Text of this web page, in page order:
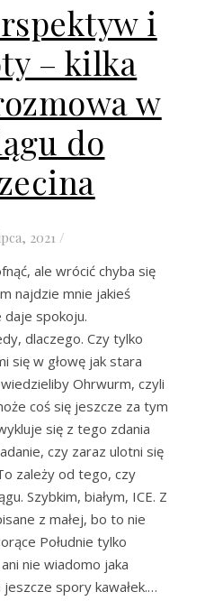
i
– kilka
w
do
2021 /
ale wrócić chyba się
najdzie mnie jakieś
daje spokoju.
dlaczego. Czy tylko
się w głowę jak stara
Ohrwurm, czyli
coś się jeszcze za tym
się z tego zdania
czy zaraz ulotni się
zależy od tego, czy
Szybkim, białym, ICE. Z
z małej, bo to nie
Południe tylko
nie wiadomo jaka
spory kawałek.…